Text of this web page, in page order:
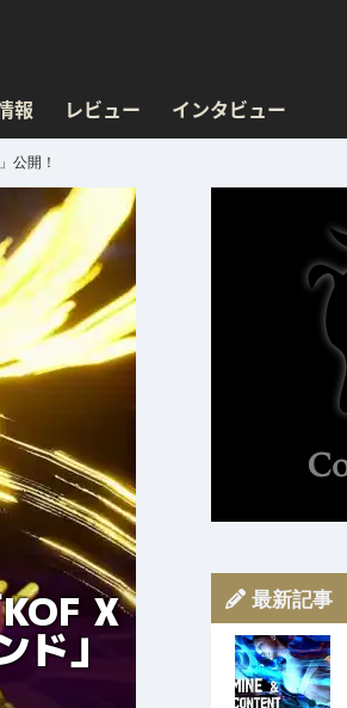
報 レビュー インタビュー
公開！
X
ド」
最新記事